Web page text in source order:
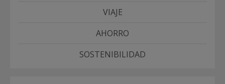
VIAJE
AHORRO
SOSTENIBILIDAD